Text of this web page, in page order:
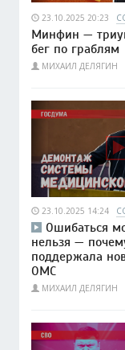
23.10.2025 20:23
Минфин —
бег по граблям
МИХАИЛ ДЕЛЯГИН
23.10.2025 14:24
Ошибаться
нельзя —
поддержала
ОМС
МИХАИЛ ДЕЛЯГИН